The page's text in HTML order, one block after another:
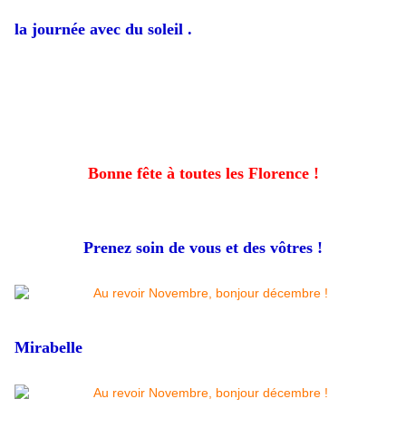
la journée avec du soleil .
Bonne fête à toutes les Florence !
Prenez soin de vous et des vôtres !
Mirabelle